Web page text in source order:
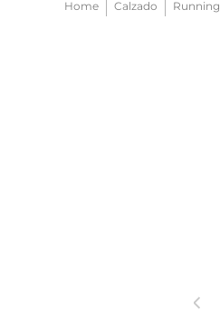
Calzado Running
nike pacific